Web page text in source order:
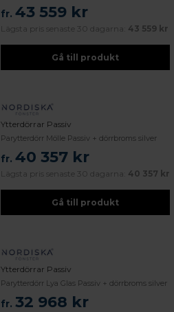
fr. 43 559 kr
Lägsta pris senaste 30 dagarna: 43 559 kr
Gå till produkt
Ytterdörrar Passiv
Parytterdörr Mölle Passiv + dörrbroms silver
fr. 40 357 kr
Lägsta pris senaste 30 dagarna: 40 357 kr
Gå till produkt
Ytterdörrar Passiv
Parytterdörr Lya Glas Passiv + dörrbroms silver
fr. 32 968 kr